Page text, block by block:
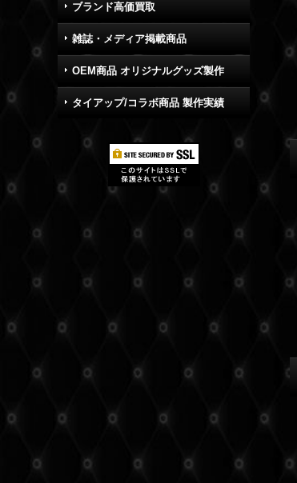
ブランド高価買取
雑誌・メディア掲載商品
OEM商品 オリジナルグッズ製作
タイアップ/コラボ商品 製作実績